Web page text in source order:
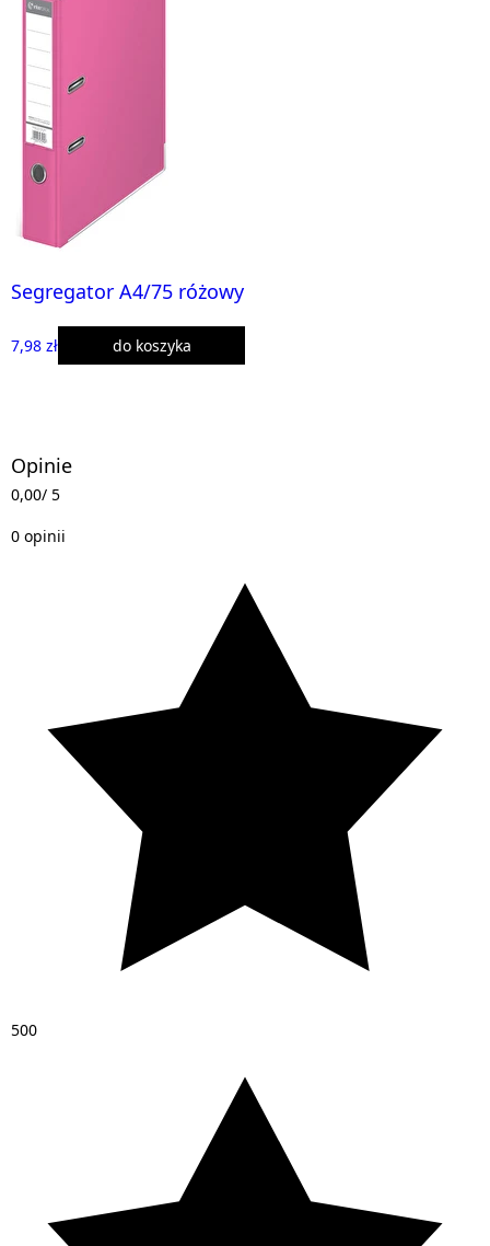
Segregator A4/75 różowy
7,98 zł do koszyka
Opinie
0,00/ 5
0 opinii
500